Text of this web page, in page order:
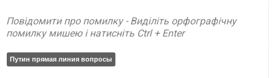
Повідомити про помилку - Виділіть орфографічну
помилку мишею і натисніть Ctrl + Enter
Путин прямая линия вопросы